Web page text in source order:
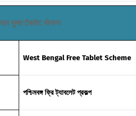
मुफ्त टैबलेट योजना
West Bengal Free Tablet Scheme
পশ্চিমবঙ্গ ফ্রি ট্যাবলেট প্রকল্প